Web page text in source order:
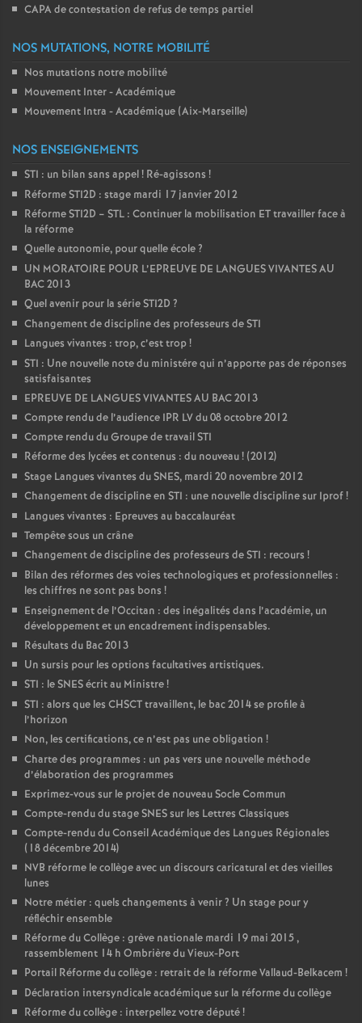
CAPA de contestation de refus de temps partiel
NOS MUTATIONS, NOTRE MOBILITÉ
Nos mutations notre mobilité
Mouvement Inter - Académique
Mouvement Intra - Académique (Aix-Marseille)
NOS ENSEIGNEMENTS
STI : un bilan sans appel! Ré-agissons !
Réforme STI2D : stage mardi 17 janvier 2012
Réforme STI2D – STL : Continuer la mobilisation ET travailler face à
la réforme
Quelle autonomie, pour quelle école?
UN MORATOIRE POUR L’EPREUVE DE LANGUES VIVANTES AU
BAC 2013
Quel avenir pour la série STI2D ?
Changement de discipline des professeurs de STI
Langues vivantes : trop, c’est trop!
STI : Une nouvelle note du ministére qui n’apporte pas de réponses
satisfaisantes
EPREUVE DE LANGUES VIVANTES AU BAC 2013
Compte rendu de l’audience IPR LV du 08 octobre 2012
Compte rendu du Groupe de travail STI
Réforme des lycées et contenus : du nouveau! (2012)
Stage Langues vivantes du SNES, mardi 20 novembre 2012
Changement de discipline en STI : une nouvelle discipline sur Iprof!
Langues vivantes : Epreuves au baccalauréat
Tempête sous un crâne
Changement de discipline des professeurs de STI : recours !
Bilan des réformes des voies technologiques et professionnelles :
les chiffres ne sont pas bons !
Enseignement de l’Occitan : des inégalités dans l’académie, un
développement et un encadrement indispensables.
Résultats du Bac 2013
Un sursis pour les options facultatives artistiques.
STI : le SNES écrit au Ministre!
STI : alors que les CHSCT travaillent, le bac 2014 se profile à
l’horizon
Non, les certifications, ce n’est pas une obligation !
Charte des programmes : un pas vers une nouvelle méthode
d’élaboration des programmes
Exprimez-vous sur le projet de nouveau Socle Commun
Compte-rendu du stage SNES sur les Lettres Classiques
Compte-rendu du Conseil Académique des Langues Régionales
(18 décembre 2014)
NVB réforme le collège avec un discours caricatural et des vieilles
lunes
Notre métier : quels changements à venir? Un stage pour y
réfléchir ensemble
Réforme du Collège : grève nationale mardi 19 mai 2015 ,
rassemblement 14 h Ombrière du Vieux-Port
Portail Réforme du collège : retrait de la réforme Vallaud-Belkacem !
Déclaration intersyndicale académique sur la réforme du collège
Réforme du collège : interpellez votre député!